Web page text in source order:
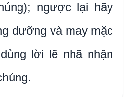
ngược lại hãy
dưỡng và may mặc
lời lẽ nhã nhặn